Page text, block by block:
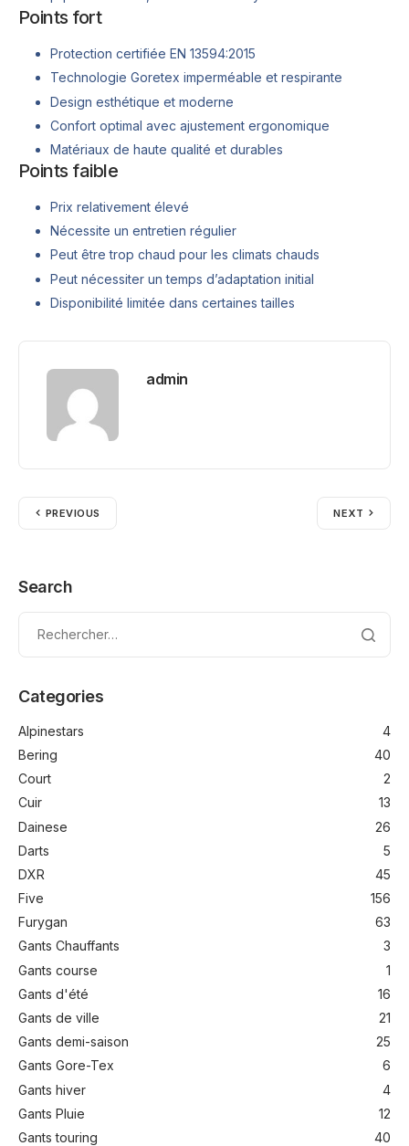
Points fort
Protection certifiée EN 13594:2015
Technologie Goretex imperméable et respirante
Design esthétique et moderne
Confort optimal avec ajustement ergonomique
Matériaux de haute qualité et durables
Points faible
Prix relativement élevé
Nécessite un entretien régulier
Peut être trop chaud pour les climats chauds
Peut nécessiter un temps d’adaptation initial
Disponibilité limitée dans certaines tailles
admin
PREVIOUS NEXT
Search
Categories
Alpinestars
4
Bering
40
Court
2
Cuir
13
Dainese
26
Darts
5
DXR
45
Five
156
Furygan
63
Gants Chauffants
3
Gants course
1
Gants d'été
16
Gants de ville
21
Gants demi-saison
25
Gants Gore-Tex
6
Gants hiver
4
Gants Pluie
12
Gants touring
40